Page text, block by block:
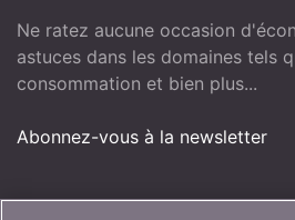
Ne ratez aucune occasion
astuces dans les domaines tels
consommation et bien plus...
Abonnez-vous à la newsletter
Rejoignez la communauté